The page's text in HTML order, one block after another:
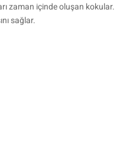
zaman içinde oluşan kokular.
sağlar.